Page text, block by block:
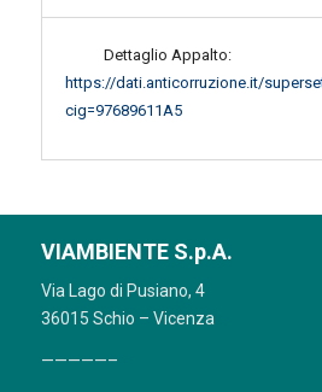
Dettaglio Appalto:
https://dati.anticorruzione.it/
cig=97689611A5
VIAMBIENTE S.p.A.
Via Lago di Pusiano, 4
36015 Schio – Vicenza
—————–